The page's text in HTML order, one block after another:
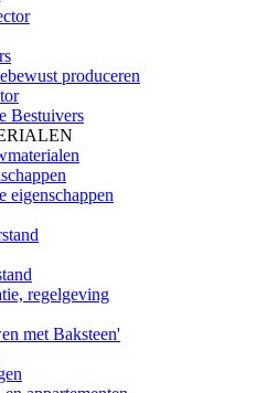
produceren
Bestuivers
eigenschappen
regelgeving
met Baksteen'